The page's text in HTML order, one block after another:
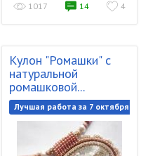
1017 14 4
Кулон "Ромашки" с
натуральной
ромашковой...
Лучшая работа за 7 октября